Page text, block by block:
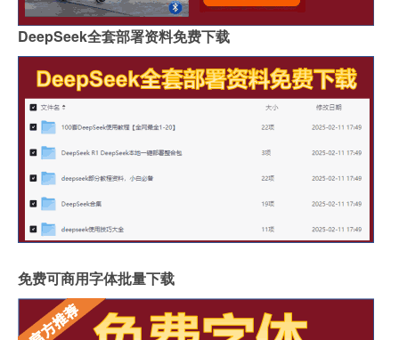
DeepSeek全套部署资料免费下载
免费可商用字体批量下载